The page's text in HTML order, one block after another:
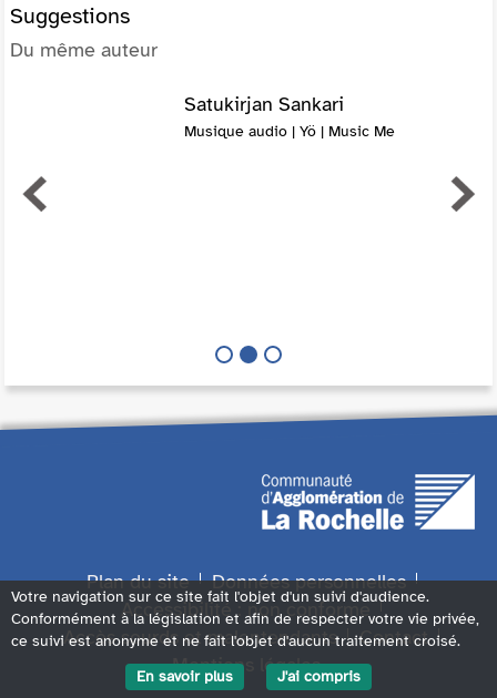
Suggestions
Du même auteur
Satukirjan Sankari
Musique audio | Yö | Music Me
Plan du site
Données personnelles
Accessibilité : non conforme
Accès sourds et malentendants
Contact
Mentions légales
Votre navigation sur ce site fait l'objet d'un suivi d'audience.
Conformément à la législation et afin de respecter votre vie privée,
ce suivi est anonyme et ne fait l'objet d'aucun traitement croisé.
En savoir plus
J'ai compris